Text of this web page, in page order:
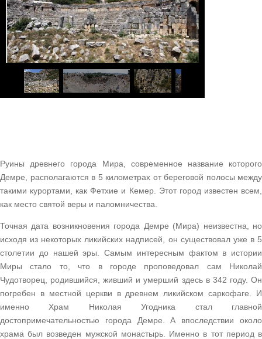
1/7
Руины древнего города Мира, современное название которого
Демре, располагаются в 5 километрах от береговой полосы между
такими курортами, как Фетхие и Кемер. Этот город известен всем,
как место святой веры и паломничества.
Точная дата возникновения города Демре (Мира) неизвестна, но
исходя из некоторых ликийских надписей, он существовал уже в 5
столетии до нашей эры. Самым интересным фактом в истории
Миры стало то, что в городе проповедовал сам Николай
Чудотворец, родившийся, живший и умерший здесь в 342 году. Он
погребен в местной церкви в древнем ликийском саркофаге. И
именно Храм Николая Угодника стал главной
достопримечательностью города Демре. А впоследствии около
храма был возведен мужской монастырь. Именно в тот период в